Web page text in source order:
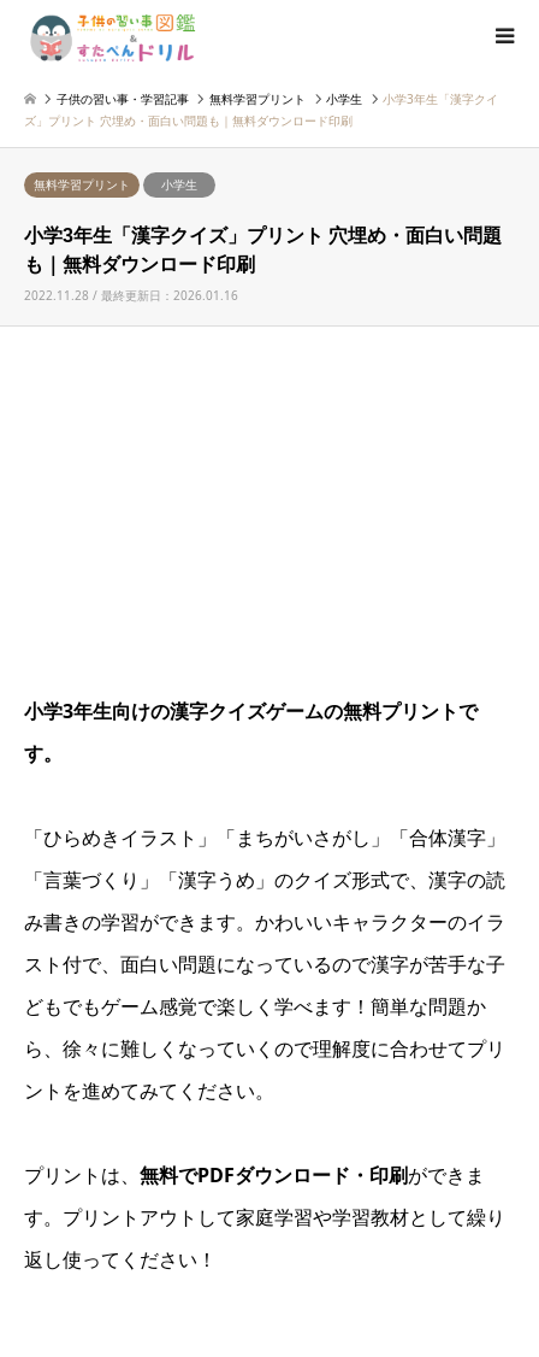
子供の習い事・学習記事 無料学習プリント 小学生
小学3年生「漢字クイ
ズ」プリント 穴埋め・面白い問題も｜無料ダウンロード印刷
無料学習プリント 小学生
小学3年生「漢字クイズ」プリント 穴埋め・面白い問題
も｜無料ダウンロード印刷
2022.11.28 / 最終更新日：2026.01.16
小学3年生向けの漢字クイズゲームの無料プリントで
す。
「ひらめきイラスト」「まちがいさがし」「合体漢字」
「言葉づくり」「漢字うめ」のクイズ形式で、漢字の読
み書きの学習ができます。かわいいキャラクターのイラ
スト付で、面白い問題になっているので漢字が苦手な子
どもでもゲーム感覚で楽しく学べます！簡単な問題か
ら、徐々に難しくなっていくので理解度に合わせてプリ
ントを進めてみてください。
プリントは、 無料でPDFダウンロード・印刷ができま
す。プリントアウトして家庭学習や学習教材として繰り
返し使ってください！